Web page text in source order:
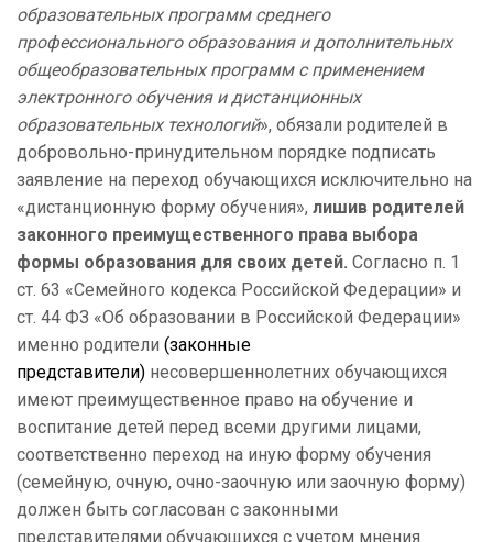
образовательных программ среднего
профессионального образования и дополнительных
общеобразовательных программ с применением
электронного обучения и дистанционных
образовательных технологий», обязали родителей в
добровольно-принудительном порядке подписать
заявление на переход обучающихся исключительно на
«дистанционную форму обучения», лишив родителей
законного преимущественного права выбора
формы образования для своих детей. Согласно п. 1
ст. 63 «Семейного кодекса Российской Федерации» и
ст. 44 ФЗ «Об образовании в Российской Федерации»
именно родители (законные
представители) несовершеннолетних обучающихся
имеют преимущественное право на обучение и
воспитание детей перед всеми другими лицами,
соответственно переход на иную форму обучения
(семейную, очную, очно-заочную или заочную форму)
должен быть согласован с законными
представителями обучающихся с учетом мнения